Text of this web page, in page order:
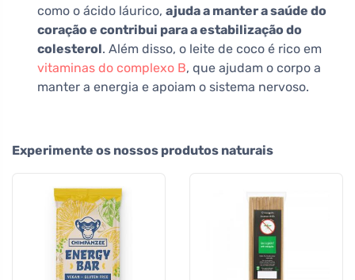
como o ácido láurico, ajuda a manter a saúde do
coração e contribui para a estabilização do
colesterol. Além disso, o leite de coco é rico em
vitaminas do complexo B, que ajudam o corpo a
manter a energia e apoiam o sistema nervoso.
Experimente os nossos produtos naturais